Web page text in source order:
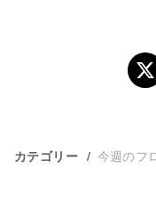
カテゴリー 今週のフ